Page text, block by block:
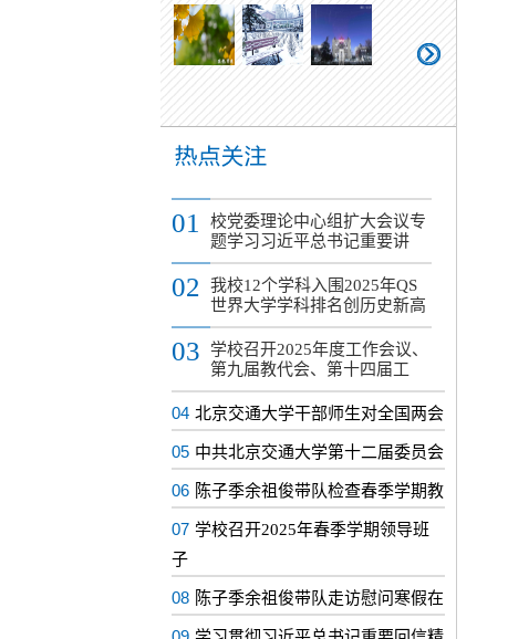
01
校党委理论中心组扩大会议专
题学习习近平总书记重要讲
02
我校12个学科入围2025年QS
世界大学学科排名创历史新高
03
学校召开2025年度工作会议、
第九届教代会、第十四届工
04 北京交通大学干部师生对全国两会
05 中共北京交通大学第十二届委员会
06 陈子季余祖俊带队检查春季学期教
07 学校召开2025年春季学期领导班
子
08 陈子季余祖俊带队走访慰问寒假在